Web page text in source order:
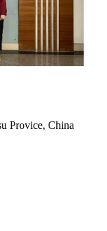
Provice, China